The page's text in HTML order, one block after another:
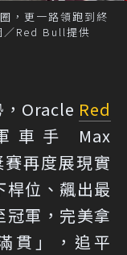
，更一路領跑到終
／Red Bull提供
，Oracle Red
車手 Max
再度展現實
桿位、飆出最
軍，完美拿
貫」，追平